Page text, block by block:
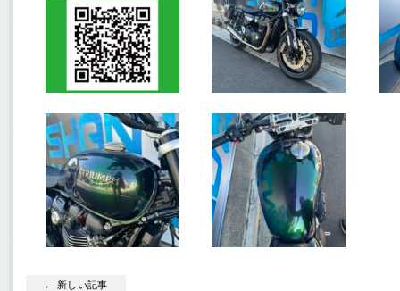
← 新しい記事